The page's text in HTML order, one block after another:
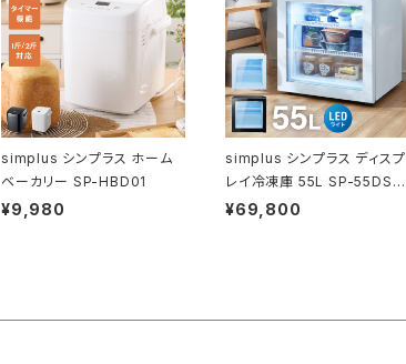
simplus シンプラス ホーム
ベーカリー SP-HBD01
¥9,980
simplus シンプラス ディスプ
レイ冷凍庫 55L SP-55DSL
F ショーケース仕様 冷凍庫
¥69,800